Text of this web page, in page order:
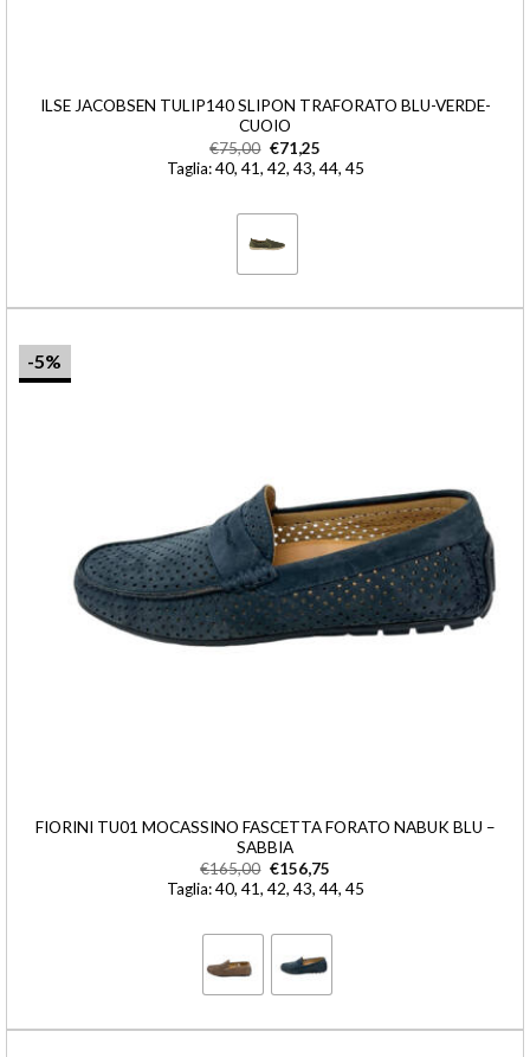
ILSE JACOBSEN TULIP140 SLIPON TRAFORATO BLU-VERDE-
CUOIO
€75,00 €71,25
Taglia: 40, 41, 42, 43, 44, 45
-5%
FIORINI TU01 MOCASSINO FASCETTA FORATO NABUK BLU –
SABBIA
€165,00 €156,75
Taglia: 40, 41, 42, 43, 44, 45